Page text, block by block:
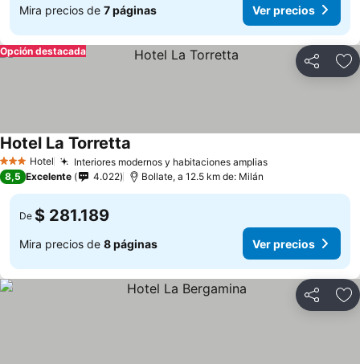
Mira precios de 7 páginas Ver precios
Compartir
Opción destacada
3 Estrellas
Hotel Interiores modernos y habitaciones amplias
Hotel La Torretta
8,5 Excelente 4.022 Bollate, a 12.5 km de: Milán
De $ 281.189
Mira precios de 8 páginas Ver precios
Compartir